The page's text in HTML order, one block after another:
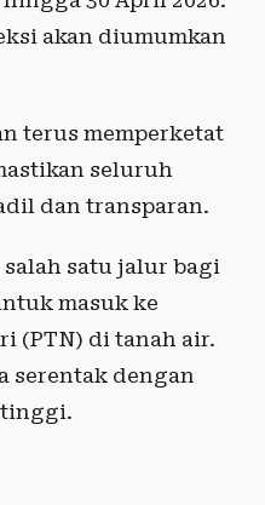
akan diumumkan
terus memperketat
seluruh
dan transparan.
salah satu jalur bagi
masuk ke
(PTN) di tanah air.
serentak dengan